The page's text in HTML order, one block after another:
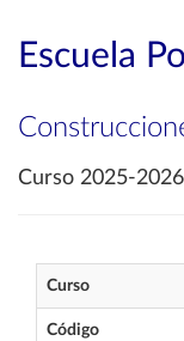
Escuela
Curso 2025-2026
Curso
Código